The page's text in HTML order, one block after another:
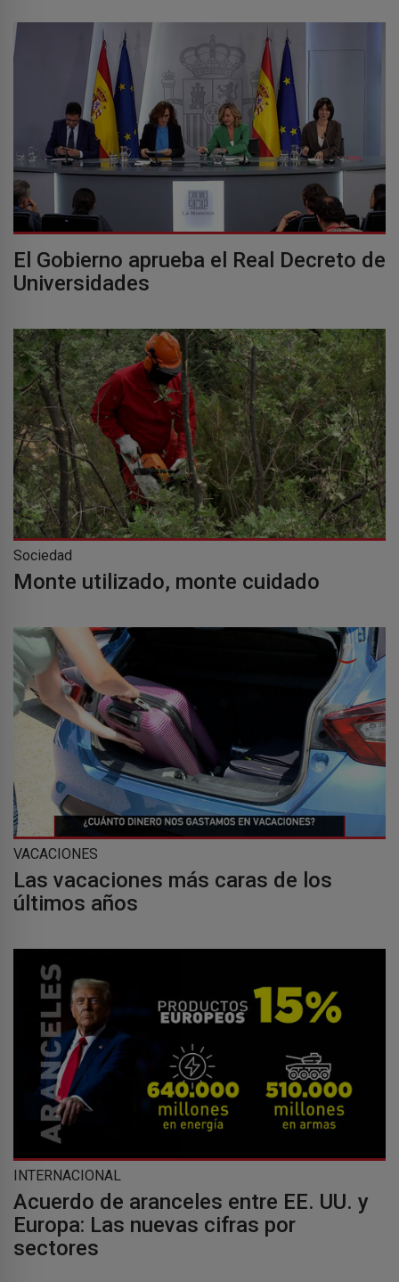
El Gobierno aprueba el Real Decreto de
Universidades
Sociedad
Monte utilizado, monte cuidado
VACACIONES
Las vacaciones más caras de los
últimos años
INTERNACIONAL
Acuerdo de aranceles entre EE. UU. y
Europa: Las nuevas cifras por
sectores